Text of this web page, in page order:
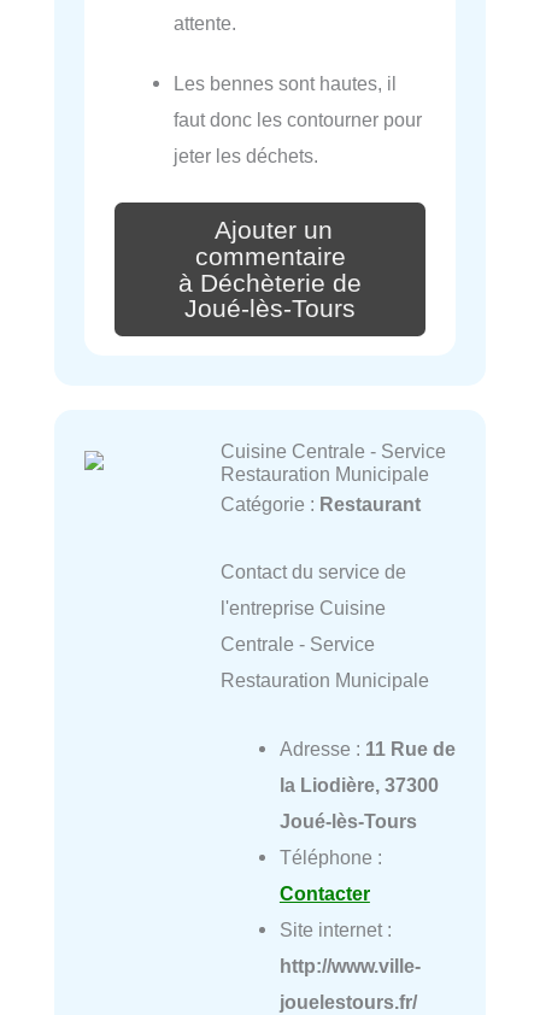
attente.
Les bennes sont hautes, il
faut donc les contourner pour
jeter les déchets.
Ajouter un
commentaire
à Déchèterie de
Joué-lès-Tours
Cuisine Centrale - Service
Restauration Municipale
Catégorie : Restaurant
Contact du service de
l'entreprise Cuisine
Centrale - Service
Restauration Municipale
Adresse : 11 Rue de
la Liodière, 37300
Joué-lès-Tours
Téléphone :
Contacter
Site internet :
http://www.ville-
jouelestours.fr/